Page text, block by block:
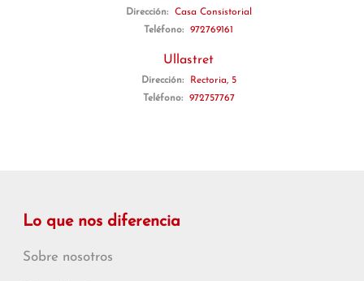
Dirección:
Casa Consistorial
Teléfono:
972769161
Ullastret
Dirección:
Rectoria, 5
Teléfono:
972757767
Lo que nos diferencia
Sobre nosotros